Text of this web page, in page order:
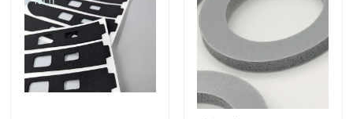
О нас
Экскурсия по заводу